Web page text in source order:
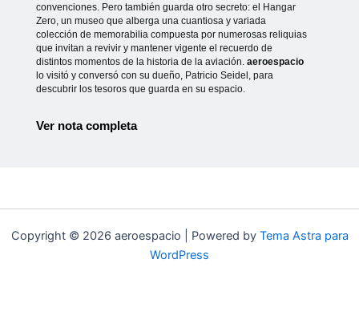
convenciones. Pero también guarda otro secreto: el Hangar
Zero, un museo que alberga una cuantiosa y variada
colección de memorabilia compuesta por numerosas reliquias
que invitan a revivir y mantener vigente el recuerdo de
distintos momentos de la historia de la aviación. aeroespacio
lo visitó y conversó con su dueño, Patricio Seidel, para
descubrir los tesoros que guarda en su espacio.
Ver nota completa
Copyright © 2026 aeroespacio | Powered by Tema Astra para
WordPress